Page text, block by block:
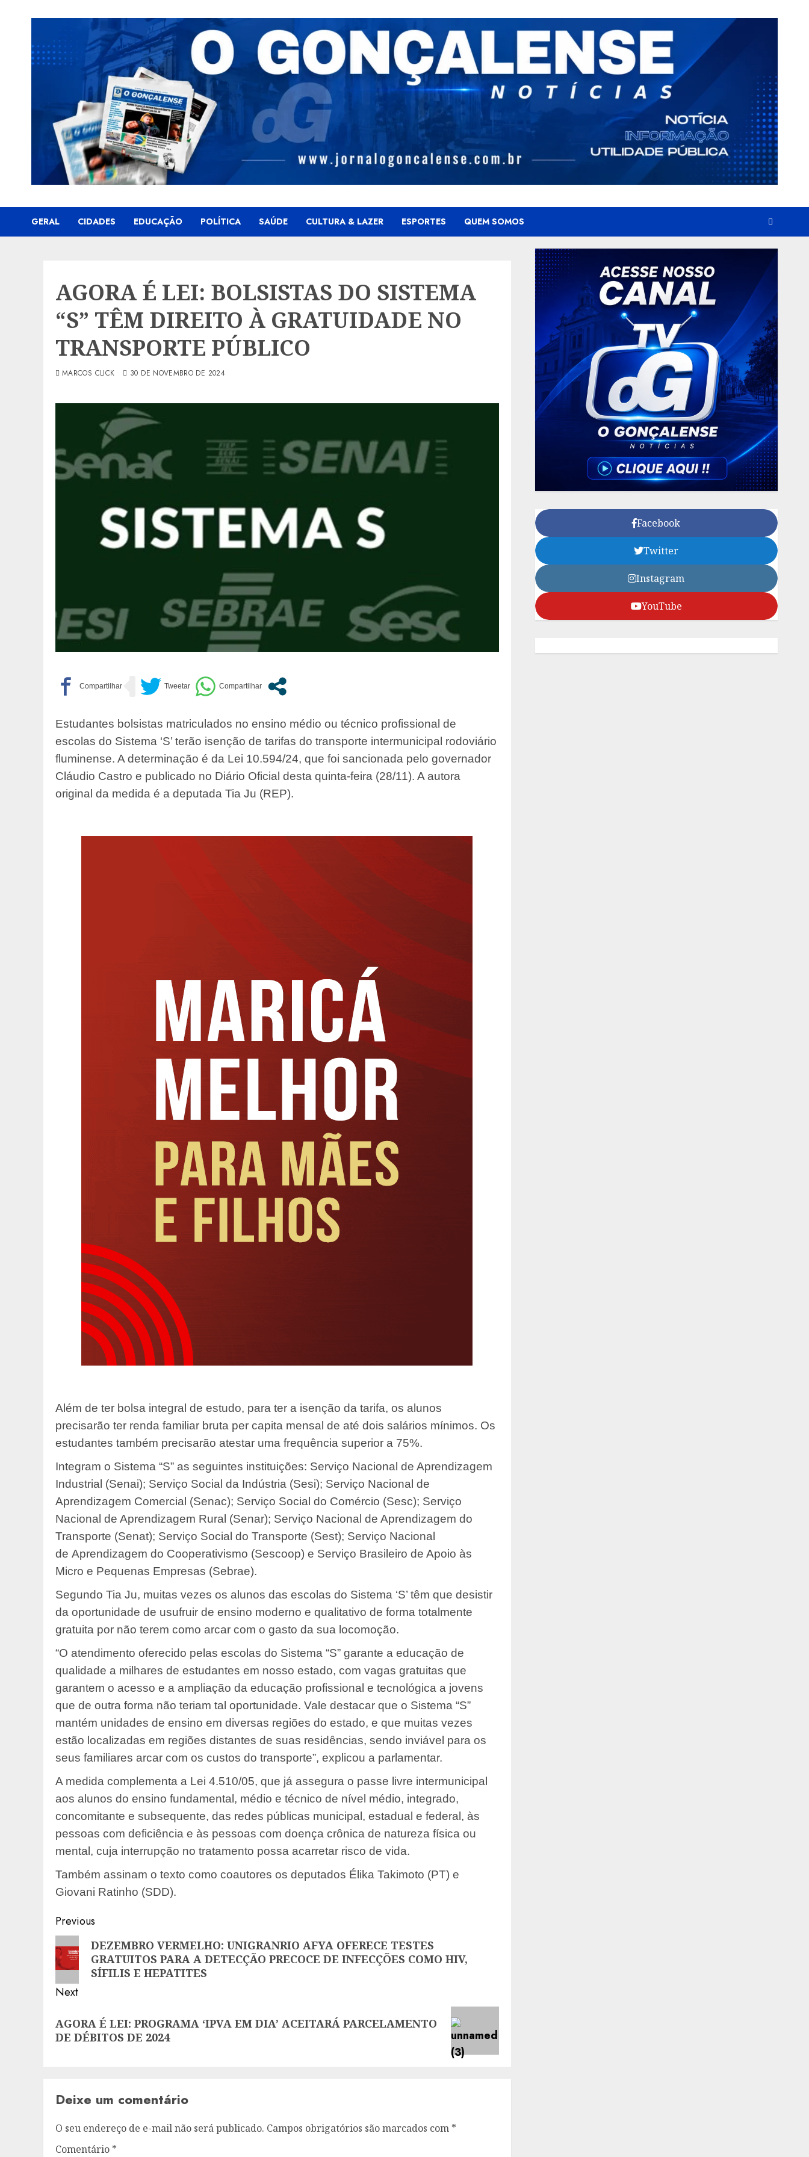
GERAL CIDADES EDUCAÇÃO POLÍTICA SAÚDE CULTURA & LAZER ESPORTES QUEM SOMOS
AGORA É LEI: BOLSISTAS DO SISTEMA
“S” TÊM DIREITO À GRATUIDADE NO
TRANSPORTE PÚBLICO
MARCOS CLICK 30 DE NOVEMBRO DE 2024
Estudantes bolsistas matriculados no ensino médio ou técnico profissional de
escolas do Sistema ‘S’ terão isenção de tarifas do transporte intermunicipal rodoviário
fluminense. A determinação é da Lei 10.594/24, que foi sancionada pelo governador
Cláudio Castro e publicado no Diário Oficial desta quinta-feira (28/11). A autora
original da medida é a deputada Tia Ju (REP).
Além de ter bolsa integral de estudo, para ter a isenção da tarifa, os alunos
precisarão ter renda familiar bruta per capita mensal de até dois salários mínimos. Os
estudantes também precisarão atestar uma frequência superior a 75%.
Integram o Sistema “S” as seguintes instituições: Serviço Nacional de Aprendizagem
Industrial (Senai); Serviço Social da Indústria (Sesi); Serviço Nacional de
Aprendizagem Comercial (Senac); Serviço Social do Comércio (Sesc); Serviço
Nacional de Aprendizagem Rural (Senar); Serviço Nacional de Aprendizagem do
Transporte (Senat); Serviço Social do Transporte (Sest); Serviço Nacional
de Aprendizagem do Cooperativismo (Sescoop) e Serviço Brasileiro de Apoio às
Micro e Pequenas Empresas (Sebrae).
Segundo Tia Ju, muitas vezes os alunos das escolas do Sistema ‘S’ têm que desistir
da oportunidade de usufruir de ensino moderno e qualitativo de forma totalmente
gratuita por não terem como arcar com o gasto da sua locomoção.
“O atendimento oferecido pelas escolas do Sistema “S” garante a educação de
qualidade a milhares de estudantes em nosso estado, com vagas gratuitas que
garantem o acesso e a ampliação da educação profissional e tecnológica a jovens
que de outra forma não teriam tal oportunidade. Vale destacar que o Sistema “S”
mantém unidades de ensino em diversas regiões do estado, e que muitas vezes
estão localizadas em regiões distantes de suas residências, sendo inviável para os
seus familiares arcar com os custos do transporte”, explicou a parlamentar.
A medida complementa a Lei 4.510/05, que já assegura o passe livre intermunicipal
aos alunos do ensino fundamental, médio e técnico de nível médio, integrado,
concomitante e subsequente, das redes públicas municipal, estadual e federal, às
pessoas com deficiência e às pessoas com doença crônica de natureza física ou
mental, cuja interrupção no tratamento possa acarretar risco de vida.
Também assinam o texto como coautores os deputados Élika Takimoto (PT) e
Giovani Ratinho (SDD).
Post
navigation
Previous
Previous
post:
DEZEMBRO VERMELHO: UNIGRANRIO AFYA OFERECE TESTES
GRATUITOS PARA A DETECÇÃO PRECOCE DE INFECÇÕES COMO HIV,
SÍFILIS E HEPATITES
Next
post:
AGORA É LEI: PROGRAMA ‘IPVA EM DIA’ ACEITARÁ PARCELAMENTO
DE DÉBITOS DE 2024
Deixe um comentário
O seu endereço de e-mail não será publicado. Campos obrigatórios são marcados com *
Comentário *
Facebook
Twitter
Instagram
YouTube